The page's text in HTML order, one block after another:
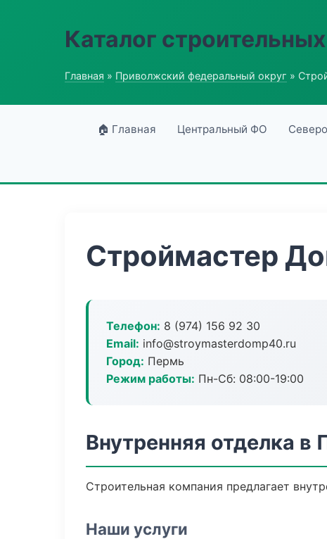
Каталог
Главная » Приволжский федеральный округ »
🏠 Главная Центральный ФО
Строймастер
Телефон: 8 (974) 156 92 30
Email: info@stroymasterdomp40.ru
Город: Пермь
Режим работы: Пн-Сб: 08:00-19:00
Внутренняя отделка в
Строительная компания предлагает
Наши услуги